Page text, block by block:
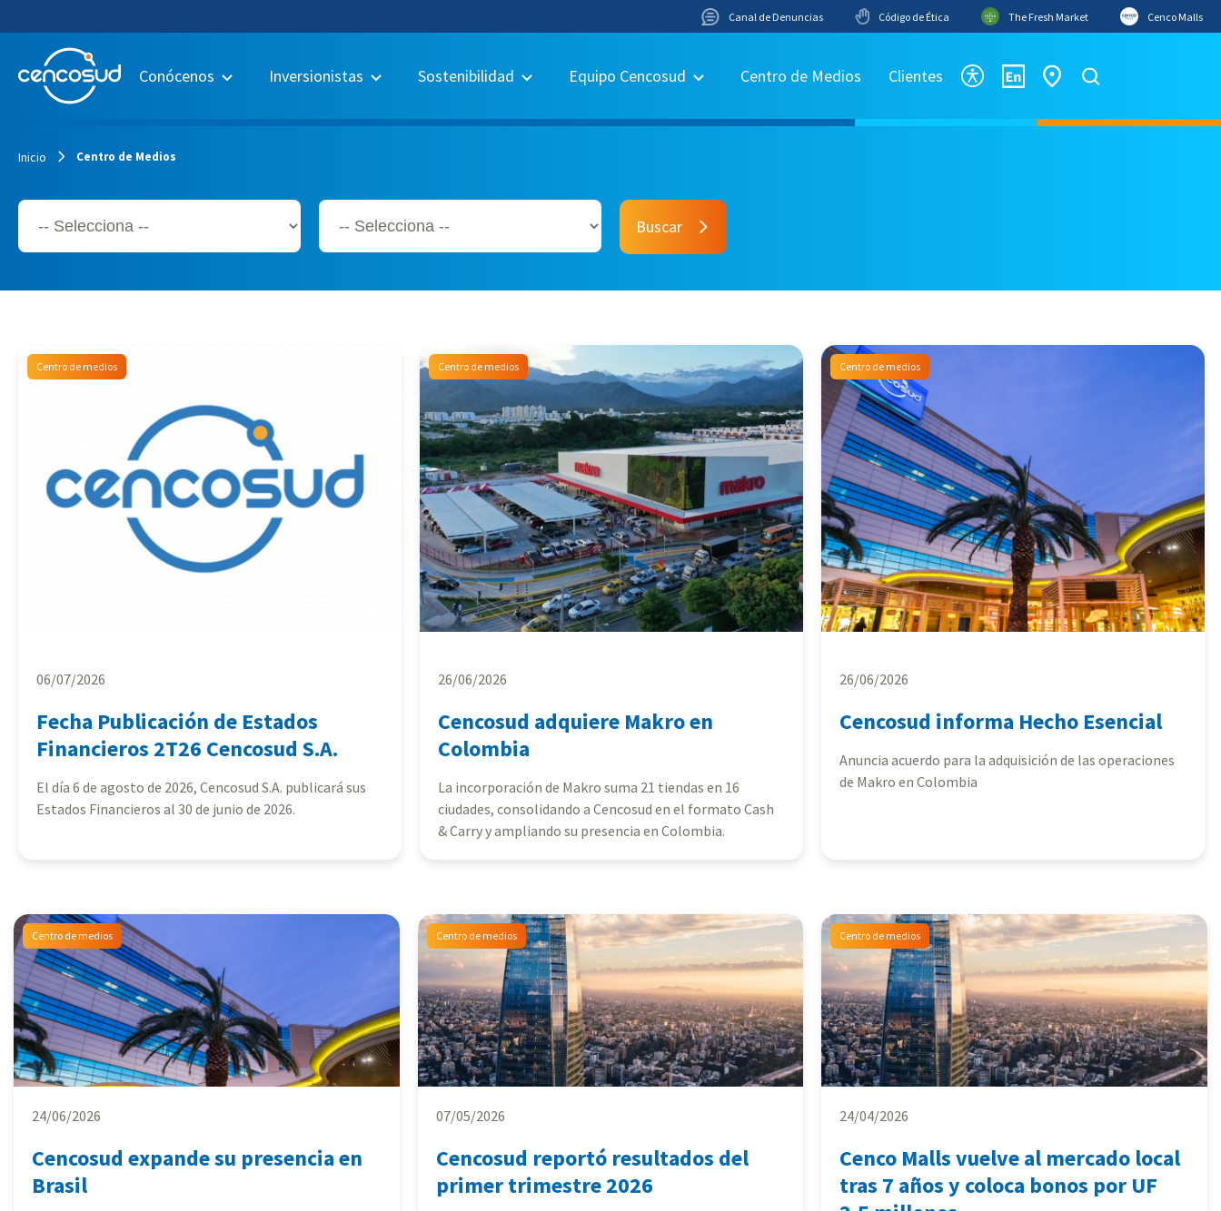
Canal de Denuncias Código de Ética The Fresh Market Cenco Malls
Conócenos Inversionistas Sostenibilidad Equipo Cencosud Centro de Medios Clientes
Inicio Centro de Medios
Buscar
Centro de medios
06/07/2026
Fecha Publicación de Estados
Financieros 2T26 Cencosud S.A.
El día 6 de agosto de 2026, Cencosud S.A. publicará sus
Estados Financieros al 30 de junio de 2026.
Centro de medios
26/06/2026
Cencosud adquiere Makro en
Colombia
La incorporación de Makro suma 21 tiendas en 16
ciudades, consolidando a Cencosud en el formato Cash
& Carry y ampliando su presencia en Colombia.
Centro de medios
26/06/2026
Cencosud informa Hecho Esencial
Anuncia acuerdo para la adquisición de las operaciones
de Makro en Colombia
Centro de medios
24/06/2026
Cencosud expande su presencia en
Brasil
Centro de medios
07/05/2026
Cencosud reportó resultados del
primer trimestre 2026
Centro de medios
24/04/2026
Cenco Malls vuelve al mercado local
tras 7 años y coloca bonos por UF